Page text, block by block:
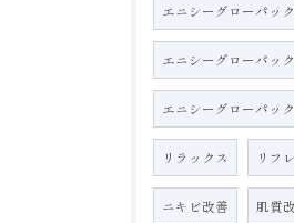
エニシーグローパッ
エニシーグローパッ
エニシーグローパッ
リラックス リフ
ニキビ改善 肌質